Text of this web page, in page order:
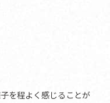
を程よく感じることが